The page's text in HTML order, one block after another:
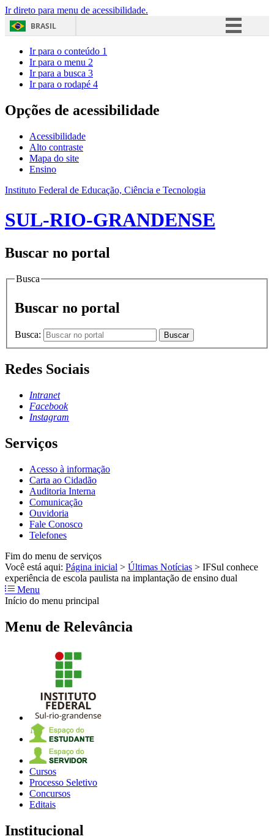
Ir direto para menu de acessibilidade.
BRASIL
Acesso à informação
Ir para o conteúdo 1
Ir para o menu 2
Ir para a busca 3
Ir para o rodapé 4
Opções de acessibilidade
Acessibilidade
Alto contraste
Mapa do site
Ensino
Instituto Federal de Educação, Ciência e Tecnologia
SUL-RIO-GRANDENSE
Buscar no portal
Busca
Buscar no portal
Busca: Buscar
Redes Sociais
Intranet
Facebook
Instagram
Serviços
Acesso à informação
Carta ao Cidadão
Auditoria Interna
Comunicação
Ouvidoria
Fale Conosco
Telefones
Fim do menu de serviços
Você está aqui: Página inicial > Últimas Notícias > IFSul conhece
experiência de escola paulista na implantação de ensino dual
Menu
Início do menu principal
Menu de Relevância
Cursos
Processo Seletivo
Concursos
Editais
Institucional